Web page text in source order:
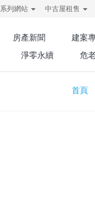
系列網站 中古屋租售
房產新聞 建案
淨零永續 危
首頁